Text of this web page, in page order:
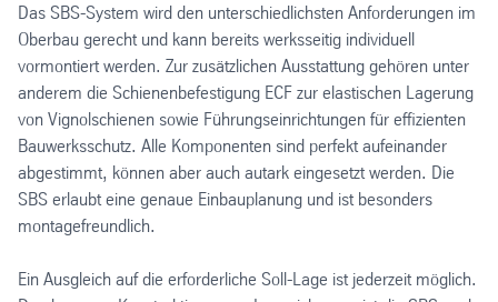
Das SBS-System wird den unterschiedlichsten Anforderungen im
Oberbau gerecht und kann bereits werksseitig individuell
vormontiert werden. Zur zusätzlichen Ausstattung gehören unter
anderem die Schienenbefestigung ECF zur elastischen Lagerung
von Vignolschienen sowie Führungseinrichtungen für effizienten
Bauwerksschutz. Alle Komponenten sind perfekt aufeinander
abgestimmt, können aber auch autark eingesetzt werden. Die
SBS erlaubt eine genaue Einbauplanung und ist besonders
montagefreundlich.
Ein Ausgleich auf die erforderliche Soll-Lage ist jederzeit möglich.